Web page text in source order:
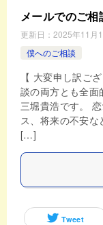
メールでのご相
更新日： 2025年11月
僕へのご相談
【 大変申し訳ご
談の両方とも全面
三堀貴浩です。
ス、将来の不安
[…]
Tweet